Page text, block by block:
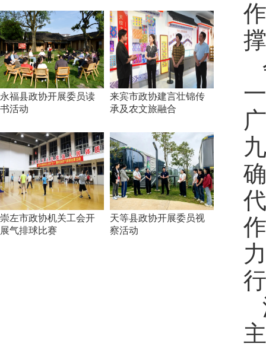
永福县政协开展委员读
书活动
来宾市政协建言壮锦传
承及农文旅融合
崇左市政协机关工会开
展气排球比赛
天等县政协开展委员视
察活动